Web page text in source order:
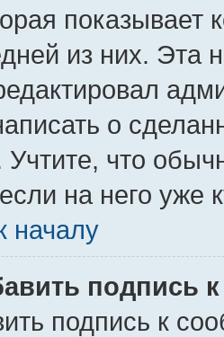
показывает
из них. Эта
о
что
на него уже
началу
подпись
подпись к